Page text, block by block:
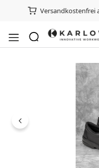
Versandkostenfrei
Bildergalerie überspringen